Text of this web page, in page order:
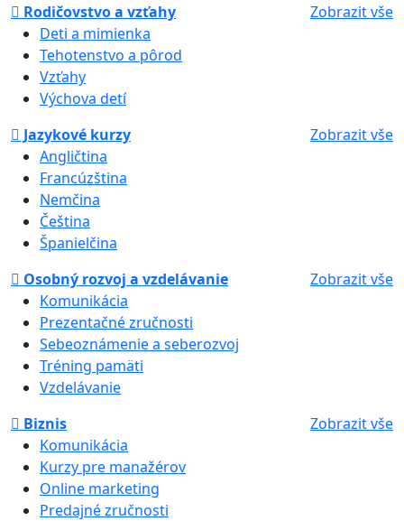
Rodičovstvo a vzťahy
Zobrazit vše
Deti a mimienka
Tehotenstvo a pôrod
Vzťahy
Výchova detí
Jazykové kurzy
Zobrazit vše
Angličtina
Francúzština
Nemčina
Čeština
Španielčina
Osobný rozvoj a vzdelávanie
Zobrazit vše
Komunikácia
Prezentačné zručnosti
Sebeoznámenie a seberozvoj
Tréning pamäti
Vzdelávanie
Biznis
Zobrazit vše
Komunikácia
Kurzy pre manažérov
Online marketing
Predajné zručnosti